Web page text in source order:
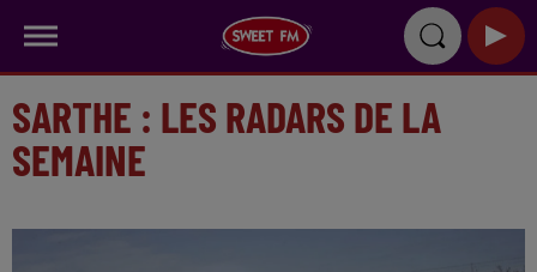
SARTHE : LES RADARS DE LA
SEMAINE